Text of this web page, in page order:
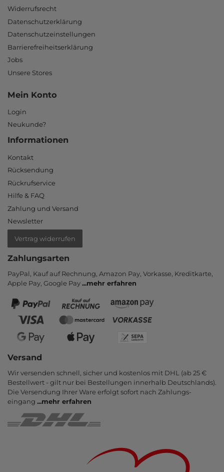
Widerrufsrecht
Datenschutzerklärung
Datenschutzeinstellungen
Barrierefreiheitserklärung
Jobs
Unsere Stores
Mein Konto
Login
Neukunde?
Informationen
Kontakt
Rücksendung
Rückrufservice
Hilfe & FAQ
Zahlung und Versand
Newsletter
Vertrag widerrufen
Zahlungsarten
PayPal, Kauf auf Rechnung, Amazon Pay, Vor­kasse, Kredit­karte,
Apple Pay, Google Pay...mehr erfahren
Versand
Wir versenden schnell, sicher und kostenlos mit DHL (ab 25 €
Bestell­wert - gilt nur bei Bestel­lungen inner­halb Deutsch­lands).
Die Ver­sendung Ihrer Ware er­folgt sofort nach Zahlungs­
eingang ...mehr erfahren